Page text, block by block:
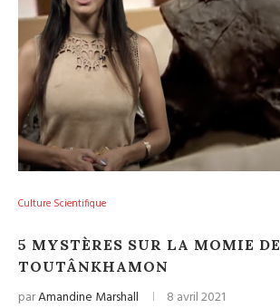
Culture Scientifique
5 MYSTÈRES SUR LA MOMIE DE
TOUTÂNKHAMON
parAmandine Marshall 8 avril 2021